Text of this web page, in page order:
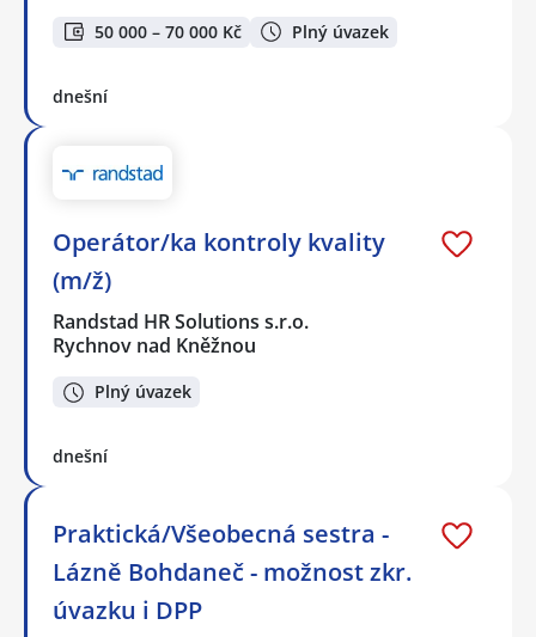
50 000 – 70 000 Kč Plný úvazek
dnešní
Operátor/ka kontroly kvality
(m/ž)
Randstad HR Solutions s.r.o.
Rychnov nad Kněžnou
Plný úvazek
dnešní
Praktická/Všeobecná sestra -
Lázně Bohdaneč - možnost zkr.
úvazku i DPP